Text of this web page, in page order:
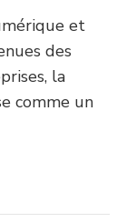
et
des
la
comme un